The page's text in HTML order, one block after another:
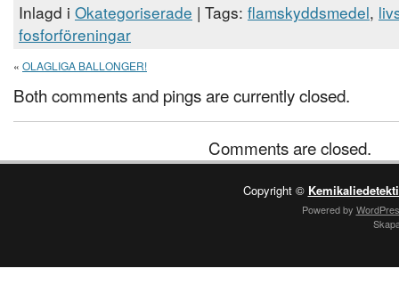
Inlagd i Okategoriserade | Tags: flamskyddsmedel,
fosforföreningar
« OLAGLIGA BALLONGER!
Both comments and pings are currently closed.
Comments are closed.
Copyright ©
Powered by